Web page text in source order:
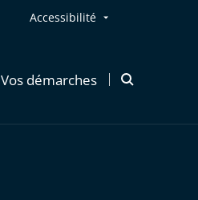
Accessibilité
Vos démarches
Ouvrir